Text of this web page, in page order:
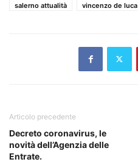
salerno attualità
vincenzo de luca
Articolo precedente
Decreto coronavirus, le
novità dell’Agenzia delle
Entrate.